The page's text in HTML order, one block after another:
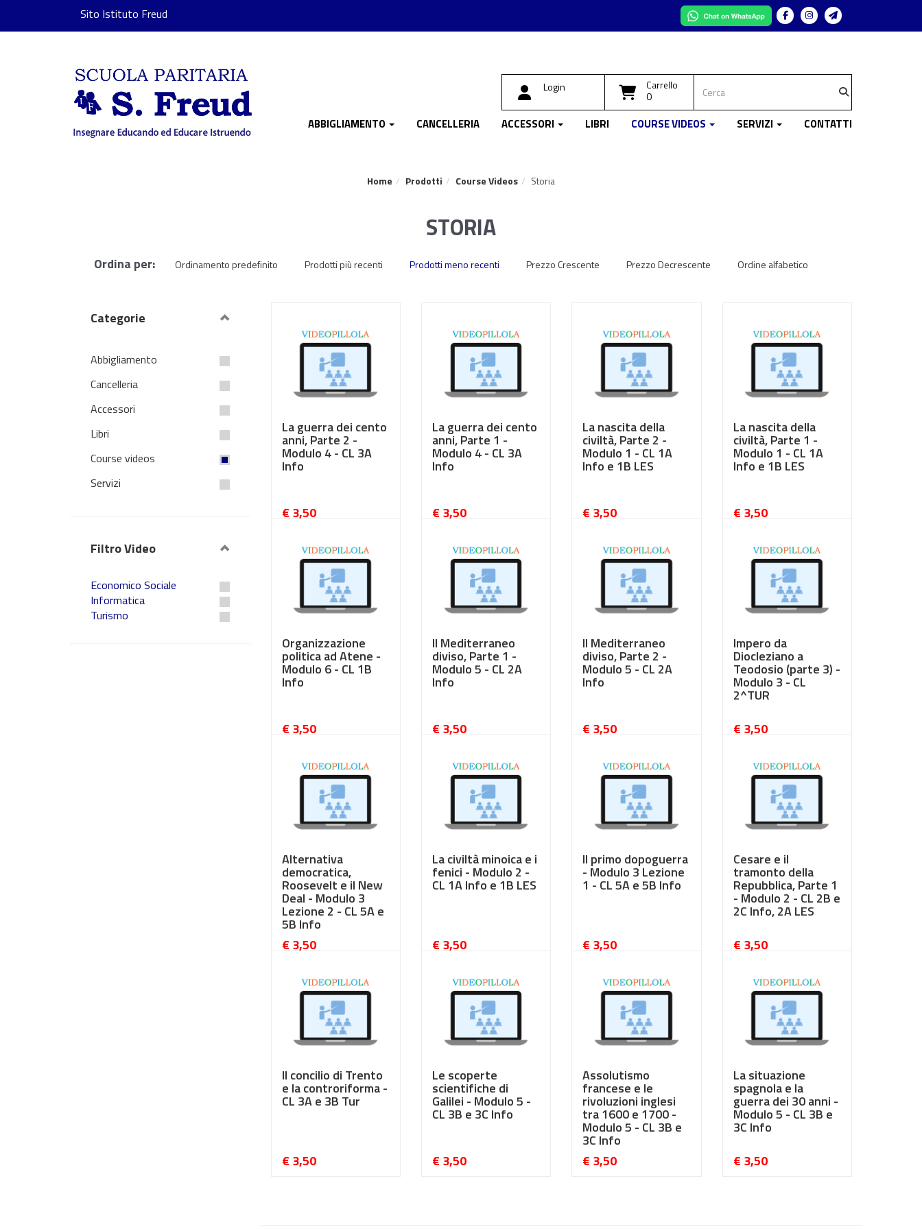
Sito Istituto Freud FacebookInstagram
Login Carrello
0
ABBIGLIAMENTO CANCELLERIA ACCESSORI LIBRI COURSE VIDEOS SERVIZI CONTATTI
Home Prodotti Course Videos Storia
STORIA
Ordina per: Ordinamento predefinito Prodotti più recenti Prodotti meno recenti Prezzo Crescente Prezzo Decrescente Ordine alfabetico
Categorie
Abbigliamento
Cancelleria
Accessori
Libri
Course videos
Servizi
Filtro Video
Economico Sociale
Informatica
Turismo
La guerra dei cento
anni, Parte 2 -
Modulo 4 - CL 3A
Info
€ 3,50
La guerra dei cento
anni, Parte 1 -
Modulo 4 - CL 3A
Info
€ 3,50
La nascita della
civiltà, Parte 2 -
Modulo 1 - CL 1A
Info e 1B LES
€ 3,50
La nascita della
civiltà, Parte 1 -
Modulo 1 - CL 1A
Info e 1B LES
€ 3,50
Organizzazione
politica ad Atene -
Modulo 6 - CL 1B
Info
€ 3,50
Il Mediterraneo
diviso, Parte 1 -
Modulo 5 - CL 2A
Info
€ 3,50
Il Mediterraneo
diviso, Parte 2 -
Modulo 5 - CL 2A
Info
€ 3,50
Impero da
Diocleziano a
Teodosio (parte 3) -
Modulo 3 - CL
2^TUR
€ 3,50
Alternativa
democratica,
Roosevelt e il New
Deal - Modulo 3
Lezione 2 - CL 5A e
5B Info
€ 3,50
La civiltà minoica e i
fenici - Modulo 2 -
CL 1A Info e 1B LES
€ 3,50
Il primo dopoguerra
- Modulo 3 Lezione
1 - CL 5A e 5B Info
€ 3,50
Cesare e il
tramonto della
Repubblica, Parte 1
- Modulo 2 - CL 2B e
2C Info, 2A LES
€ 3,50
Il concilio di Trento
e la controriforma -
CL 3A e 3B Tur
€ 3,50
Le scoperte
scientifiche di
Galilei - Modulo 5 -
CL 3B e 3C Info
€ 3,50
Assolutismo
francese e le
rivoluzioni inglesi
tra 1600 e 1700 -
Modulo 5 - CL 3B e
3C Info
€ 3,50
La situazione
spagnola e la
guerra dei 30 anni -
Modulo 5 - CL 3B e
3C Info
€ 3,50